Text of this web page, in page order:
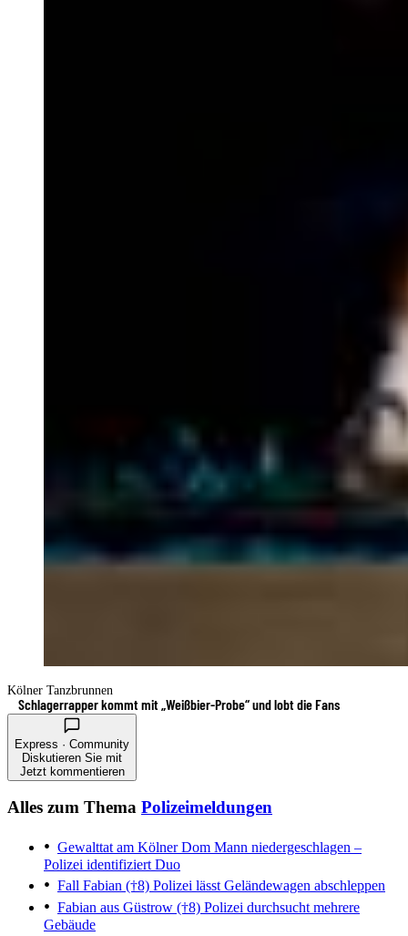
Kölner Tanzbrunnen
Schlagerrapper kommt mit „Weißbier-Probe“ und lobt die Fans
Express · Community
Diskutieren Sie mit
Jetzt kommentieren
Alles zum Thema Polizeimeldungen
Gewalttat am Kölner Dom Mann niedergeschlagen –
Polizei identifiziert Duo
Fall Fabian (†8) Polizei lässt Geländewagen abschleppen
Fabian aus Güstrow (†8) Polizei durchsucht mehrere
Gebäude